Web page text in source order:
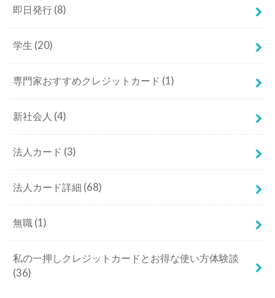
即日発行 (8)
学生 (20)
専門家おすすめクレジットカード (1)
新社会人 (4)
法人カード (3)
法人カード詳細 (68)
無職 (1)
私の一押しクレジットカードとお得な使い方体験談
(36)